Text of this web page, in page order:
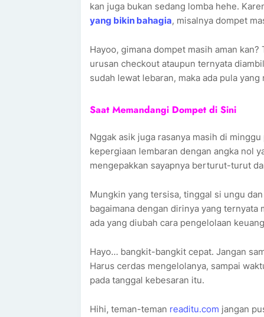
kan juga bukan sedang lomba hehe.
yang bikin bahagia, misalnya dompet
Hayoo, gimana dompet masih aman
urusan checkout ataupun ternyata
sudah lewat lebaran, maka ada pula
Saat Memandangi Dompet di Sini
Nggak asik juga rasanya masih di
kepergiaan lembaran dengan angka nol
mengepakkan sayapnya berturut-turut
Mungkin yang tersisa, tinggal si ungu
bagaimana dengan dirinya yang ternyata
ada yang diubah cara pengelolaan
Hayo… bangkit-bangkit cepat. Jangan
Harus cerdas mengelolanya, sampai
pada tanggal kebesaran itu.
Hihi, teman-teman readitu.com jangan